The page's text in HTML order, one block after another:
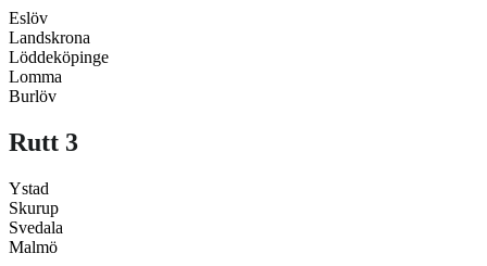
Eslöv
Landskrona
Löddeköpinge
Lomma
Burlöv
Rutt 3
Ystad
Skurup
Svedala
Malmö